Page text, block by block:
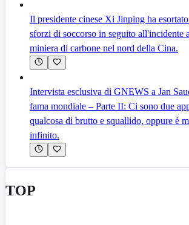
Il presidente cinese Xi Jinping ha
sforzi di soccorso in seguito all'incidente
miniera di carbone nel nord della Cina.
Intervista esclusiva di GNEWS a Jan
fama mondiale – Parte II: Ci sono due
qualcosa di brutto e squallido, oppure è
infinito.
TOP